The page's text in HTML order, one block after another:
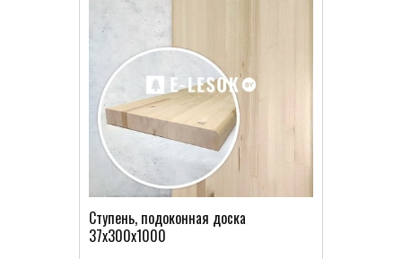
Ступень, подоконная доска
37x300x1000